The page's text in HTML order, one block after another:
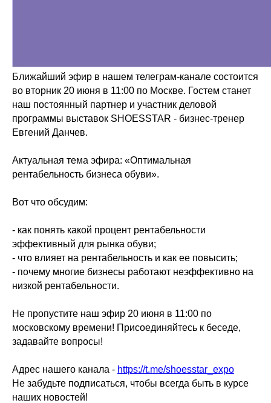
Ближайший эфир в нашем телеграм-канале состоится
во вторник 20 июня в 11:00 по Москве. Гостем станет
наш постоянный партнер и участник деловой
программы выставок SHOESSTAR - бизнес-тренер
Евгений Данчев.
Актуальная тема эфира: «Оптимальная
рентабельность бизнеса обуви».
Вот что обсудим:
- как понять какой процент рентабельности
эффективный для рынка обуви;
- что влияет на рентабельность и как ее повысить;
- почему многие бизнесы работают неэффективно на
низкой рентабельности.
Не пропустите наш эфир 20 июня в 11:00 по
московскому времени! Присоединяйтесь к беседе,
задавайте вопросы!
Адрес нашего канала - https://t.me/shoesstar_expo
Не забудьте подписаться, чтобы всегда быть в курсе
наших новостей!